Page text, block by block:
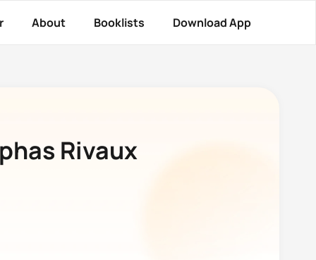
About Booklists Download App
Rivaux